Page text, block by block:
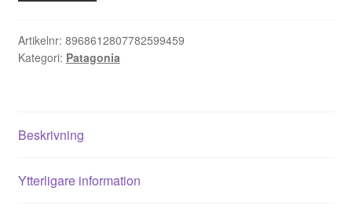
4
299,00 kr.
Artikelnr: 8968612807782599459
Kategori: Patagonia
Beskrivning
Ytterligare information